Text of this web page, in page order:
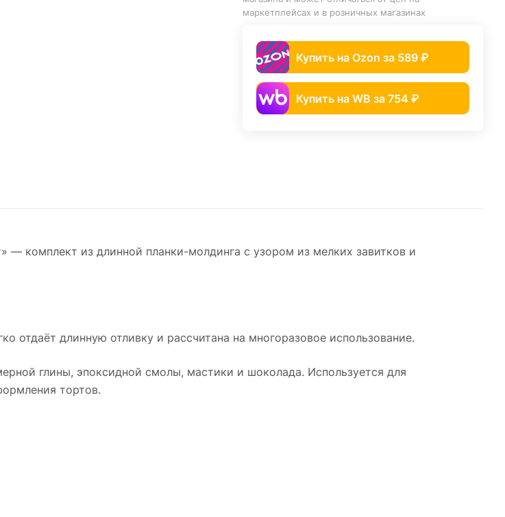
маркетплейсах и в розничных магазинах
Купить на Ozon за 589 ₽
Купить на WB за 754 ₽
комплект из длинной планки-молдинга с узором из мелких завитков и
отдаёт длинную отливку и рассчитана на многоразовое использование.
глины, эпоксидной смолы, мастики и шоколада. Используется для
тортов.